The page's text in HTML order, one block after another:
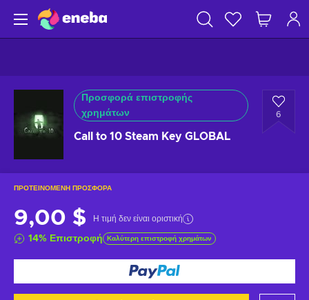
Προσφορά επιστροφής
χρημάτων
Call to 10 Steam Key GLOBAL
6
ΠΡΟΤΕΙΝΌΜΕΝΗ ΠΡΟΣΦΟΡΆ
9,00 $ Η τιμή δεν είναι οριστική
14% Επιστροφή Καλύτερη επιστροφή χρημάτων